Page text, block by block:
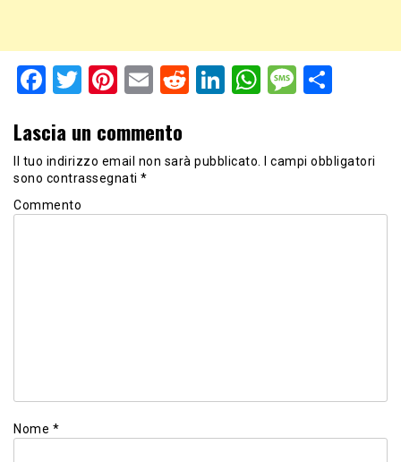
Facebook
Twitter
Pinterest
EmailRedditLinkedIn
WhatsApp
Lascia un commento
Il tuo indirizzo email non sarà pubblicato.
I campi obbligatori
sono contrassegnati *
Commento
Nome *